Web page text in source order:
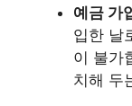
예금 가
입한 날
이 불가
치해 두